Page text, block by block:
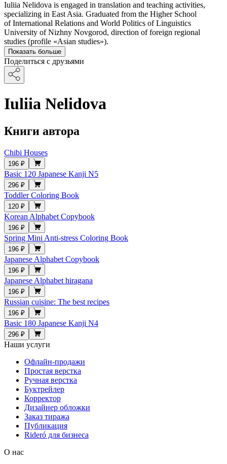
Iuliia Nelidova is engaged in translation and teaching activities,
specializing in East Asia. Graduated from the Higher School
of International Relations and World Politics of Linguistics
University of Nizhny Novgorod, direction of foreign regional
studies (profile «Asian studies»).
Показать больше
Поделиться с друзьями
Iuliia Nelidova
Книги автора
Chibi Houses
196 ₽
Basic 120 Japanese Kanji N5
296 ₽
Toddler Coloring Book
120 ₽
Korean Alphabet Copybook
196 ₽
Spring Mini Anti-stress Coloring Book
196 ₽
Japanese Alphabet Copybook
196 ₽
Japanese Alphabet hiragana
196 ₽
Russian cuisine: The best recipes
196 ₽
Basic 180 Japanese Kanji N4
296 ₽
Наши услуги
Офлайн-продажи
Простая верстка
Ручная верстка
Буктрейлер
Корректор
Дизайнер обложки
Заказ тиража
Публикация
Rideró для бизнеса
О нас